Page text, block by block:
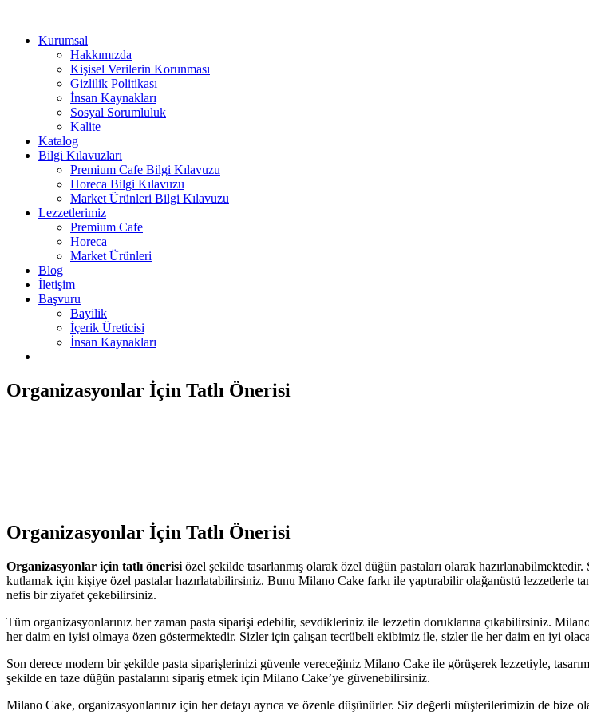
Kurumsal
Hakkımızda
Kişisel Verilerin Korunması
Gizlilik Politikası
İnsan Kaynakları
Sosyal Sorumluluk
Kalite
Katalog
Bilgi Kılavuzları
Premium Cafe Bilgi Kılavuzu
Horeca Bilgi Kılavuzu
Market Ürünleri Bilgi Kılavuzu
Lezzetlerimiz
Premium Cafe
Horeca
Market Ürünleri
Blog
İletişim
Başvuru
Bayilik
İçerik Üreticisi
İnsan Kaynakları
Organizasyonlar İçin Tatlı Önerisi
Organizasyonlar İçin Tatlı Önerisi
Organizasyonlar için tatlı önerisi özel şekilde tasarlanmış olarak özel düğün pastaları olarak
kutlamak için kişiye özel pastalar hazırlatabilirsiniz. Bunu Milano Cake farkı ile yaptırabilir olağanüstü lezzetlerle
nefis bir ziyafet çekebilirsiniz.
Tüm organizasyonlarınız her zaman pasta siparişi edebilir, sevdikleriniz ile lezzetin doruklarına çıkabilirsiniz.
her daim en iyisi olmaya özen göstermektedir. Sizler için çalışan tecrübeli ekibimiz ile, sizler ile her daim en iyi
Son derece modern bir şekilde pasta siparişlerinizi güvenle vereceğiniz Milano Cake ile görüşerek lezzetiyle,
şekilde en taze düğün pastalarını sipariş etmek için Milano Cake’ye güvenebilirsiniz.
Milano Cake, organizasyonlarınız için her detayı ayrıca ve özenle düşünürler. Siz değerli müşterilerimizin de